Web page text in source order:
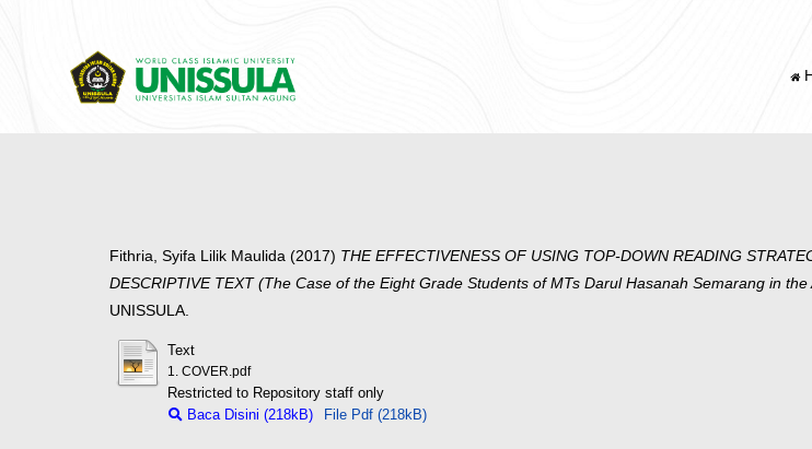
Fithria, Syifa Lilik Maulida (2017) THE EFFECTIVENESS OF USING TOP-DOWN READING
DESCRIPTIVE TEXT (The Case of the Eight Grade Students of MTs Darul Hasanah Semarang in
UNISSULA.
Text
1. COVER.pdf
Restricted to Repository staff only
Baca Disini (218kB)
File Pdf (218kB)